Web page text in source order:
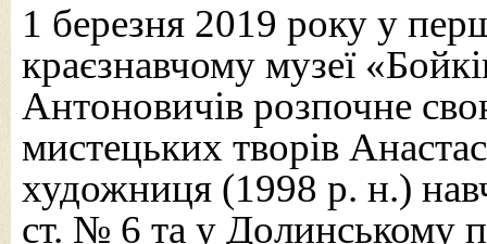
1 березня 2019 року у
краєзнавчому музеї
Антоновичів розпочне
мистецьких творів
художниця (1998 р. н.)
ст. № 6 та у Долинському